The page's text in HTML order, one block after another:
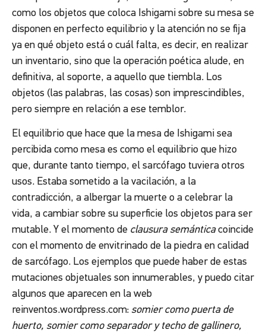
como los objetos que coloca Ishigami sobre su mesa se
disponen en perfecto equilibrio y la atención no se fija
ya en qué objeto está o cuál falta, es decir, en realizar
un inventario, sino que la operación poética alude, en
definitiva, al soporte, a aquello que tiembla. Los
objetos (las palabras, las cosas) son imprescindibles,
pero siempre en relación a ese temblor.
El equilibrio que hace que la mesa de Ishigami sea
percibida como mesa es como el equilibrio que hizo
que, durante tanto tiempo, el sarcófago tuviera otros
usos. Estaba sometido a la vacilación, a la
contradicción, a albergar la muerte o a celebrar la
vida, a cambiar sobre su superficie los objetos para ser
mutable. Y el momento de clausura semánticacoincide
con el momento de envitrinado de la piedra en calidad
de sarcófago. Los ejemplos que puede haber de estas
mutaciones objetuales son innumerables, y puedo citar
algunos que aparecen en la web
reinventos.wordpress.com: somier como puerta de
huerto, somier como separador y techo de gallinero,